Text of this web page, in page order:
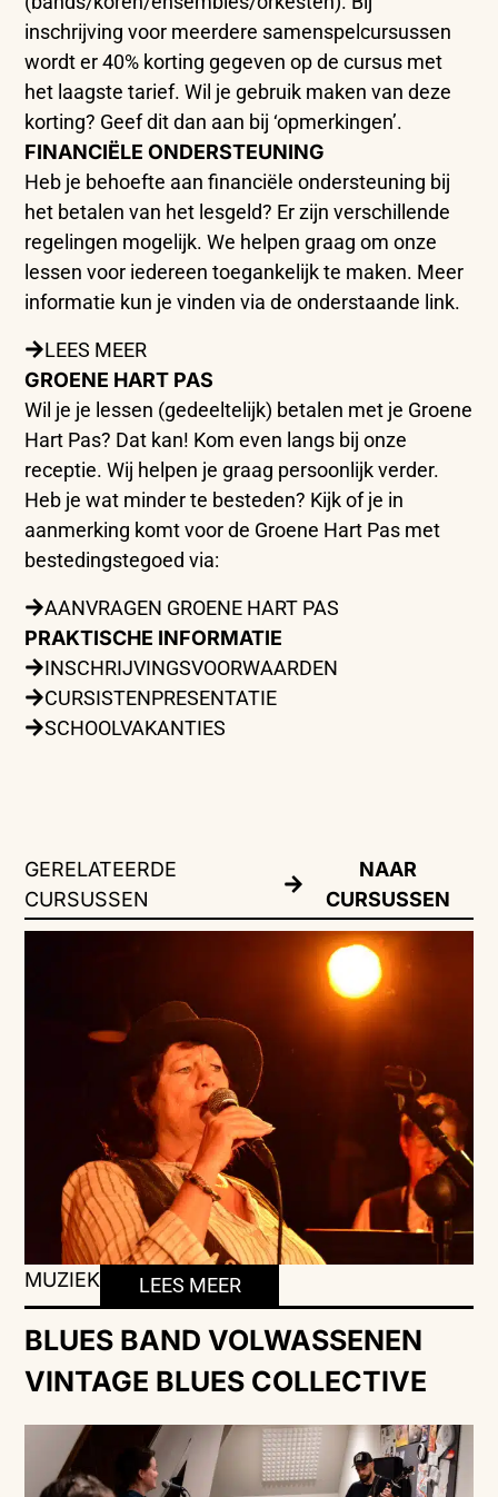
inschrijving voor meerdere samenspelcursussen
wordt er 40% korting gegeven op de cursus met
het laagste tarief. Wil je gebruik maken van deze
korting? Geef dit dan aan bij ‘opmerkingen’.
FINANCIËLE ONDERSTEUNING
Heb je behoefte aan financiële ondersteuning bij
het betalen van het lesgeld? Er zijn verschillende
regelingen mogelijk. We helpen graag om onze
lessen voor iedereen toegankelijk te maken. Meer
informatie kun je vinden via de onderstaande link.
LEES MEER
GROENE HART PAS
Wil je je lessen (gedeeltelijk) betalen met je Groene
Hart Pas? Dat kan! Kom even langs bij onze
receptie. Wij helpen je graag persoonlijk verder.
Heb je wat minder te besteden? Kijk of je in
aanmerking komt voor de Groene Hart Pas met
bestedingstegoed via:
AANVRAGEN GROENE HART PAS
PRAKTISCHE INFORMATIE
INSCHRIJVINGSVOORWAARDEN
CURSISTENPRESENTATIE
SCHOOLVAKANTIES
GERELATEERDE
CURSUSSEN
NAAR
CURSUSSEN
MUZIEK LEES MEER
BLUES BAND VOLWASSENEN
VINTAGE BLUES COLLECTIVE